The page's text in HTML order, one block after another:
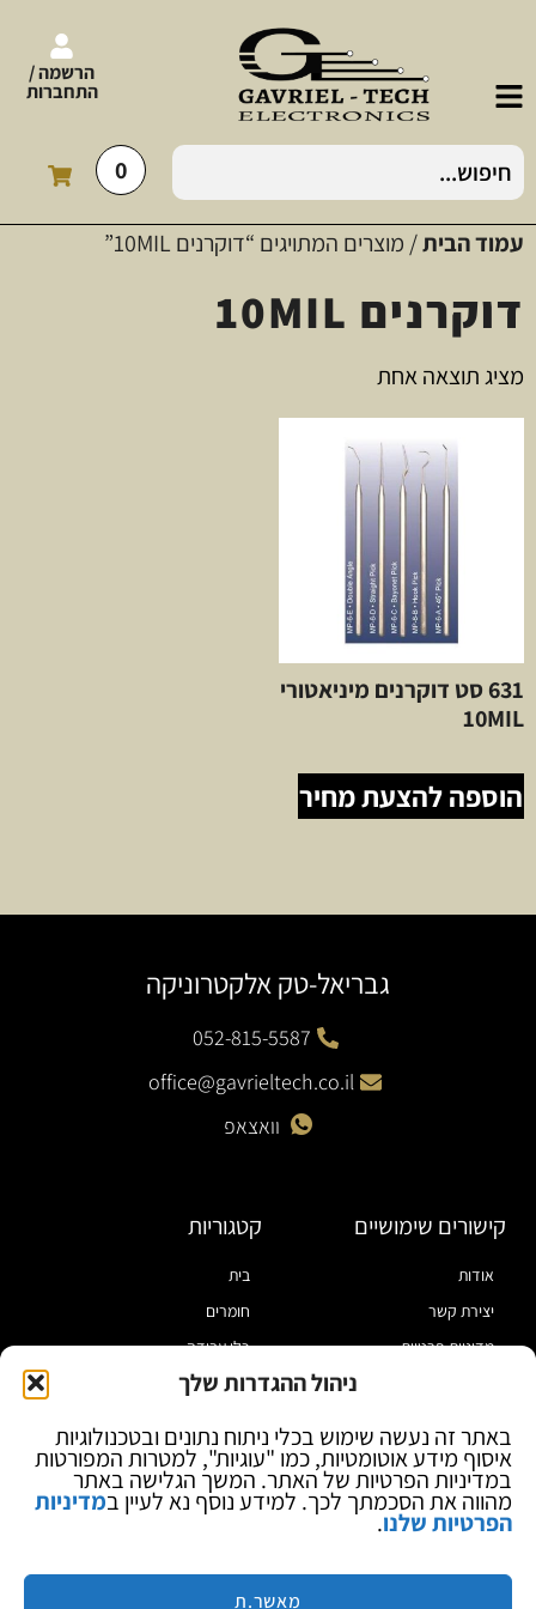
ניהול ההגדרות שלך
באתר זה נעשה שימוש בכלי ניתוח נתונים ובטכנולוגיות
איסוף מידע אוטומטיות, כמו "עוגיות", למטרות המפורטות
במדיניות הפרטיות של האתר. המשך הגלישה באתר
מהווה את הסכמתך לכך. למידע נוסף נא לעיין במדיניות
הפרטיות שלנו.
מאשר.ת
הרשמה /
התחברות
0
עמוד הבית/ מוצרים המתויגים “דוקרנים 10MIL”
דוקרנים 10MIL
מציג תוצאה אחת
631 סט דוקרנים מיניאטורי
10MIL
הוספה להצעת מחיר
גבריאל-טק אלקטרוניקה
052-815-5587
office@gavrieltech.co.il
וואצאפ
קישורים שימושיים
אודות
יצירת קשר
מדיניות פרטיות
בלוג
קטגוריות
בית
חומרים
כלי עבודה
מוצרי הלחמה
ספקי כח ומודדים
ציוד אופטי להגדלה
מותגים